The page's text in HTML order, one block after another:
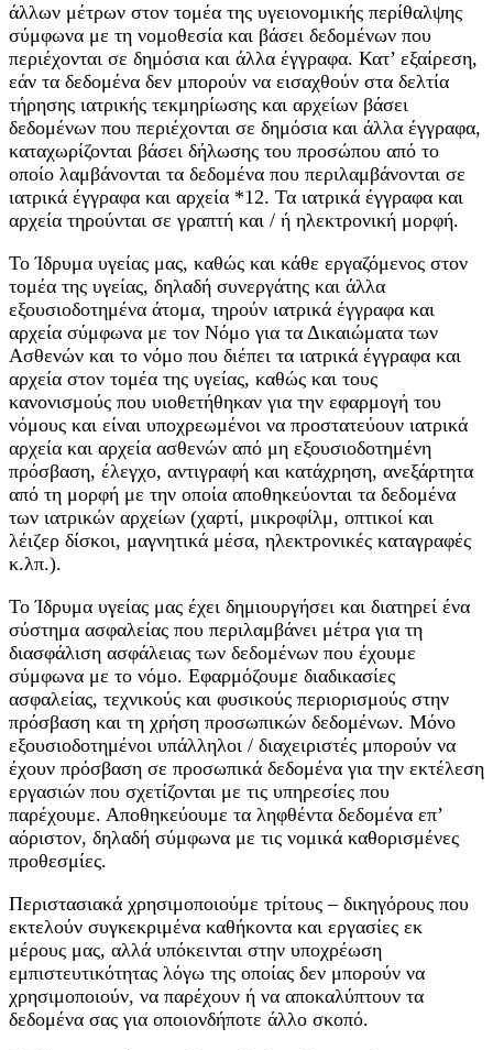
άλλων μέτρων στον τομέα της υγειονομικής περίθαλψης
σύμφωνα με τη νομοθεσία και βάσει δεδομένων που
περιέχονται σε δημόσια και άλλα έγγραφα. Κατ’ εξαίρεση,
εάν τα δεδομένα δεν μπορούν να εισαχθούν στα δελτία
τήρησης ιατρικής τεκμηρίωσης και αρχείων βάσει
δεδομένων που περιέχονται σε δημόσια και άλλα έγγραφα,
καταχωρίζονται βάσει δήλωσης του προσώπου από το
οποίο λαμβάνονται τα δεδομένα που περιλαμβάνονται σε
ιατρικά έγγραφα και αρχεία *12. Τα ιατρικά έγγραφα και
αρχεία τηρούνται σε γραπτή και / ή ηλεκτρονική μορφή.
Το Ίδρυμα υγείας μας, καθώς και κάθε εργαζόμενος στον
τομέα της υγείας, δηλαδή συνεργάτης και άλλα
εξουσιοδοτημένα άτομα, τηρούν ιατρικά έγγραφα και
αρχεία σύμφωνα με τον Νόμο για τα Δικαιώματα των
Ασθενών και το νόμο που διέπει τα ιατρικά έγγραφα και
αρχεία στον τομέα της υγείας, καθώς και τους
κανονισμούς που υιοθετήθηκαν για την εφαρμογή του
νόμους και είναι υποχρεωμένοι να προστατεύουν ιατρικά
αρχεία και αρχεία ασθενών από μη εξουσιοδοτημένη
πρόσβαση, έλεγχο, αντιγραφή και κατάχρηση, ανεξάρτητα
από τη μορφή με την οποία αποθηκεύονται τα δεδομένα
των ιατρικών αρχείων (χαρτί, μικροφίλμ, οπτικοί και
λέιζερ δίσκοι, μαγνητικά μέσα, ηλεκτρονικές καταγραφές
κ.λπ.).
Το Ίδρυμα υγείας μας έχει δημιουργήσει και διατηρεί ένα
σύστημα ασφαλείας που περιλαμβάνει μέτρα για τη
διασφάλιση ασφάλειας των δεδομένων που έχουμε
σύμφωνα με το νόμο. Εφαρμόζουμε διαδικασίες
ασφαλείας, τεχνικούς και φυσικούς περιορισμούς στην
πρόσβαση και τη χρήση προσωπικών δεδομένων. Μόνο
εξουσιοδοτημένοι υπάλληλοι / διαχειριστές μπορούν να
έχουν πρόσβαση σε προσωπικά δεδομένα για την εκτέλεση
εργασιών που σχετίζονται με τις υπηρεσίες που
παρέχουμε. Αποθηκεύουμε τα ληφθέντα δεδομένα επ’
αόριστον, δηλαδή σύμφωνα με τις νομικά καθορισμένες
προθεσμίες.
Περιστασιακά χρησιμοποιούμε τρίτους – δικηγόρους που
εκτελούν συγκεκριμένα καθήκοντα και εργασίες εκ
μέρους μας, αλλά υπόκεινται στην υποχρέωση
εμπιστευτικότητας λόγω της οποίας δεν μπορούν να
χρησιμοποιούν, να παρέχουν ή να αποκαλύπτουν τα
δεδομένα σας για οποιονδήποτε άλλο σκοπό.